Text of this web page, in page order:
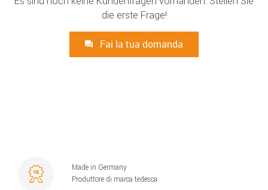
die erste Frage!
Fai la tua domanda
Made in Germany
Produttore di marca tedesca